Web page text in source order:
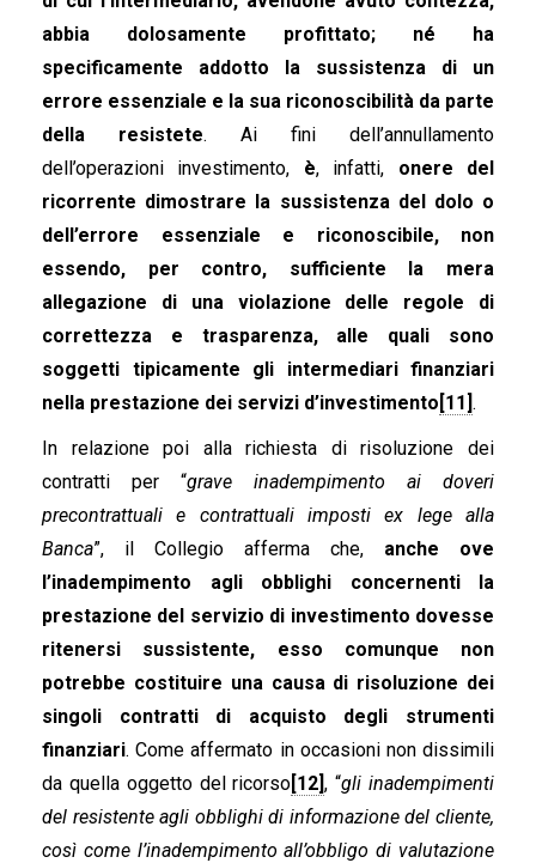
abbia dolosamente profittato; né ha
specificamente addotto la sussistenza di un
errore essenziale e la sua riconoscibilità da parte
della resistete. Ai fini dell’annullamento
dell’operazioni investimento, è, infatti, onere del
ricorrente dimostrare la sussistenza del dolo o
dell’errore essenziale e riconoscibile, non
essendo, per contro, sufficiente la mera
allegazione di una violazione delle regole di
correttezza e trasparenza, alle quali sono
soggetti tipicamente gli intermediari finanziari
nella prestazione dei servizi d’investimento [11].
In relazione poi alla richiesta di risoluzione dei
contratti per “grave inadempimento ai doveri
precontrattuali e contrattuali imposti ex lege alla
Banca”, il Collegio afferma che, anche ove
l’inadempimento agli obblighi concernenti la
prestazione del servizio di investimento dovesse
ritenersi sussistente, esso comunque non
potrebbe costituire una causa di risoluzione dei
singoli contratti di acquisto degli strumenti
finanziari. Come affermato in occasioni non dissimili
da quella oggetto del ricorso[12], “gli inadempimenti
del resistente agli obblighi di informazione del cliente,
così come l’inadempimento all’obbligo di valutazione